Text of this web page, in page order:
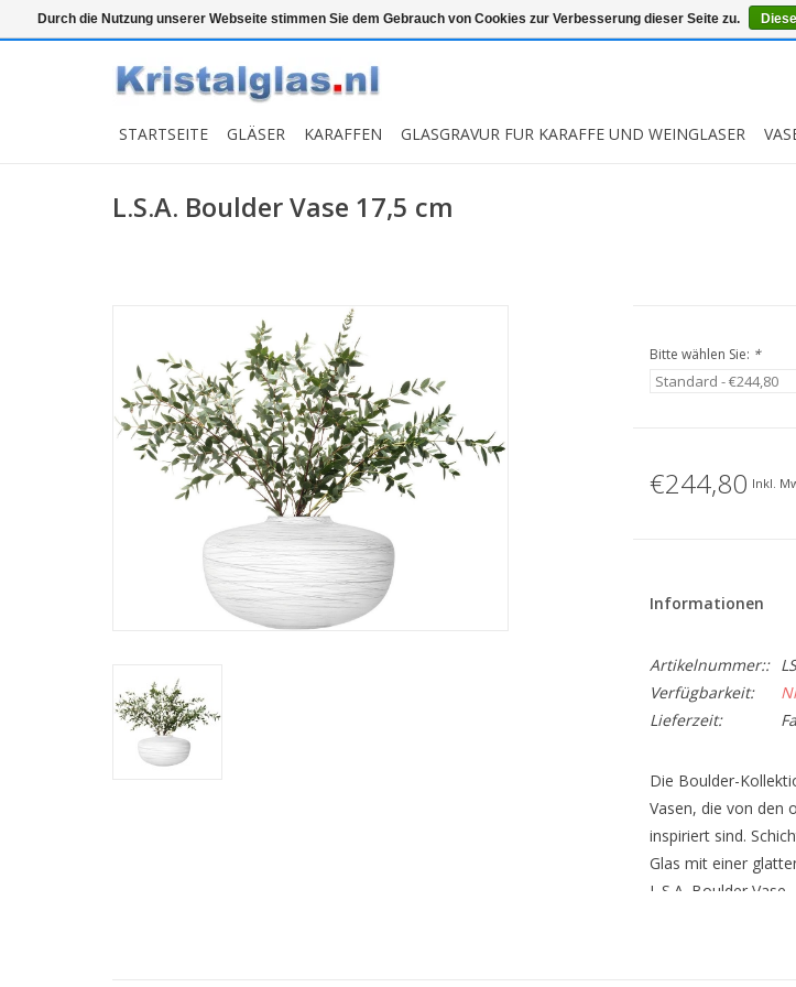
Top klasse Snelle levering Graveren
STARTSEITE GLÄSER KARAFFEN GLASGRAVUR FUR KARAFFE UND WEINGLASER
L.S.A. Boulder Vase 17,5 cm
Bitte wählen Sie: *
€244,80 Inkl.
Informationen
Artikelnummer::
Verfügbarkeit:
Lieferzeit:
Die Boulder-
Vasen, die von den
inspiriert sind.
Glas mit einer
L.S.A. Boulder
Durch die Nutzung unserer Webseite stimmen Sie dem Gebrauch von Cookies zur Verbesserung dieser Seite zu.